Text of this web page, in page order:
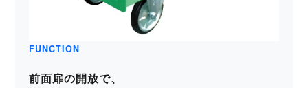
FUNCTION
前面扉の開放で、